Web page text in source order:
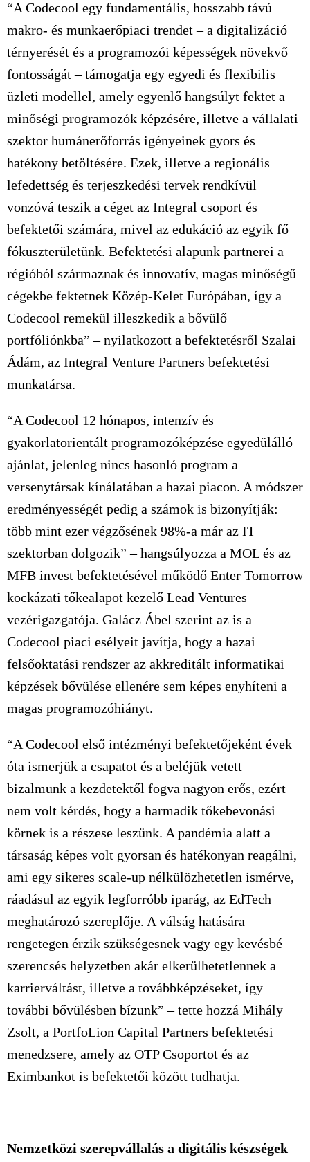
“A Codecool egy fundamentális, hosszabb távú
makro- és munkaerőpiaci trendet – a digitalizáció
térnyerését és a programozói képességek növekvő
fontosságát – támogatja egy egyedi és flexibilis
üzleti modellel, amely egyenlő hangsúlyt fektet a
minőségi programozók képzésére, illetve a vállalati
szektor humánerőforrás igényeinek gyors és
hatékony betöltésére. Ezek, illetve a regionális
lefedettség és terjeszkedési tervek rendkívül
vonzóvá teszik a céget az Integral csoport és
befektetői számára, mivel az edukáció az egyik fő
fókuszterületünk. Befektetési alapunk partnerei a
régióból származnak és innovatív, magas minőségű
cégekbe fektetnek Közép-Kelet Európában, így a
Codecool remekül illeszkedik a bővülő
portfóliónkba” – nyilatkozott a befektetésről Szalai
Ádám, az Integral Venture Partners befektetési
munkatársa.
“A Codecool 12 hónapos, intenzív és
gyakorlatorientált programozóképzése egyedülálló
ajánlat, jelenleg nincs hasonló program a
versenytársak kínálatában a hazai piacon. A módszer
eredményességét pedig a számok is bizonyítják:
több mint ezer végzősének 98%-a már az IT
szektorban dolgozik” – hangsúlyozza a MOL és az
MFB invest befektetésével működő Enter Tomorrow
kockázati tőkealapot kezelő Lead Ventures
vezérigazgatója. Galácz Ábel szerint az is a
Codecool piaci esélyeit javítja, hogy a hazai
felsőoktatási rendszer az akkreditált informatikai
képzések bővülése ellenére sem képes enyhíteni a
magas programozóhiányt.
“A Codecool első intézményi befektetőjeként évek
óta ismerjük a csapatot és a beléjük vetett
bizalmunk a kezdetektől fogva nagyon erős, ezért
nem volt kérdés, hogy a harmadik tőkebevonási
körnek is a részese leszünk. A pandémia alatt a
társaság képes volt gyorsan és hatékonyan reagálni,
ami egy sikeres scale-up nélkülözhetetlen ismérve,
ráadásul az egyik legforróbb iparág, az EdTech
meghatározó szereplője. A válság hatására
rengetegen érzik szükségesnek vagy egy kevésbé
szerencsés helyzetben akár elkerülhetetlennek a
karrierváltást, illetve a továbbképzéseket, így
további bővülésben bízunk” – tette hozzá Mihály
Zsolt, a PortfoLion Capital Partners befektetési
menedzsere, amely az OTP Csoportot és az
Eximbankot is befektetői között tudhatja.
Nemzetközi szerepvállalás a digitális készségek